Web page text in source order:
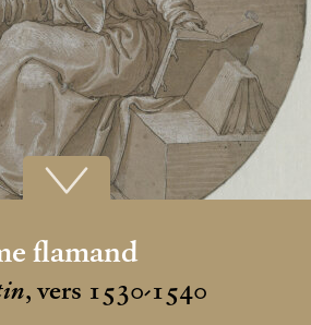
flamand
, vers 1530-1540